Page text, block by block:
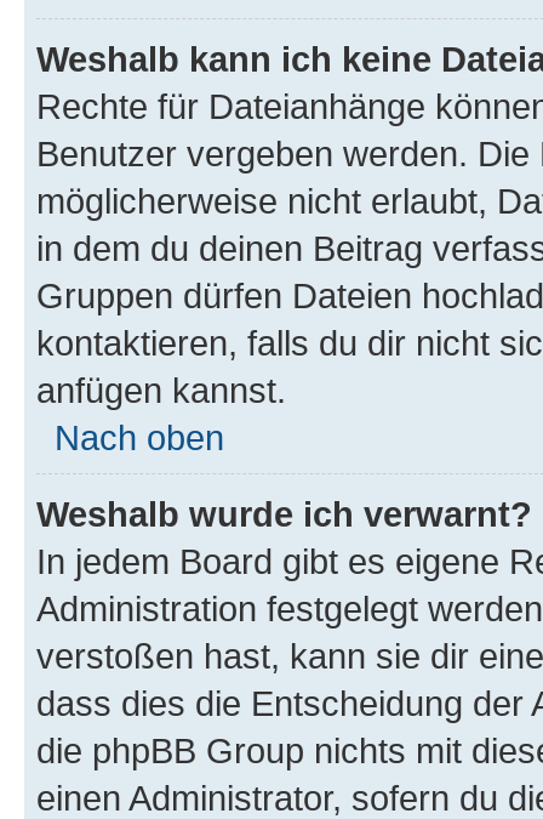
Weshalb kann ich keine
Rechte für Dateianhänge
Benutzer vergeben werden.
möglicherweise nicht erlaubt,
in dem du deinen Beitrag
Gruppen dürfen Dateien
kontaktieren, falls du dir nicht
anfügen kannst.
Nach oben
Weshalb wurde ich verwarnt?
In jedem Board gibt es eigene
Administration festgelegt
verstoßen hast, kann sie dir
dass dies die Entscheidung der
die phpBB Group nichts mit
einen Administrator, sofern du